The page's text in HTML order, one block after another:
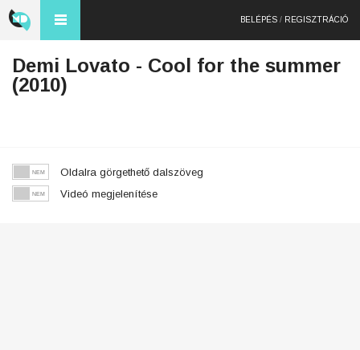
BELÉPÉS / REGISZTRÁCIÓ
Demi Lovato - Cool for the summer
(2010)
Oldalra görgethető dalszöveg
Videó megjelenítése